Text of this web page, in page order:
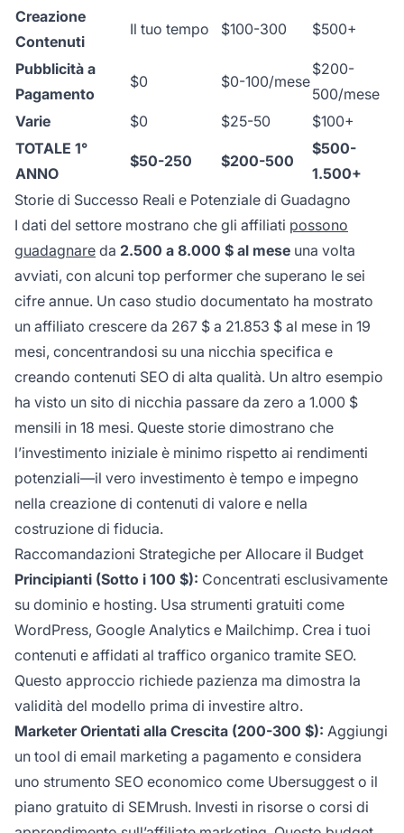
Creazione
Contenuti
Il tuo tempo $100-300 $500+
Pubblicità a
Pagamento
$0 $0-100/mese
$200-
500/mese
Varie
$0 $25-50
$100+
TOTALE 1°
ANNO
$50-250 $200-500
$500-
1.500+
Storie di Successo Reali e Potenziale di Guadagno
I dati del settore mostrano che gli affiliati possono
guadagnare da 2.500 a 8.000 $ al mese una volta
avviati, con alcuni top performer che superano le sei
cifre annue. Un caso studio documentato ha mostrato
un affiliato crescere da 267 $ a 21.853 $ al mese in 19
mesi, concentrandosi su una nicchia specifica e
creando contenuti SEO di alta qualità. Un altro esempio
ha visto un sito di nicchia passare da zero a 1.000 $
mensili in 18 mesi. Queste storie dimostrano che
l’investimento iniziale è minimo rispetto ai rendimenti
potenziali—il vero investimento è tempo e impegno
nella creazione di contenuti di valore e nella
costruzione di fiducia.
Raccomandazioni Strategiche per Allocare il Budget
Principianti (Sotto i 100 $): Concentrati esclusivamente
su dominio e hosting. Usa strumenti gratuiti come
WordPress, Google Analytics e Mailchimp. Crea i tuoi
contenuti e affidati al traffico organico tramite SEO.
Questo approccio richiede pazienza ma dimostra la
validità del modello prima di investire altro.
Marketer Orientati alla Crescita (200-300 $): Aggiungi
un tool di email marketing a pagamento e considera
uno strumento SEO economico come Ubersuggest o il
piano gratuito di SEMrush. Investi in risorse o corsi di